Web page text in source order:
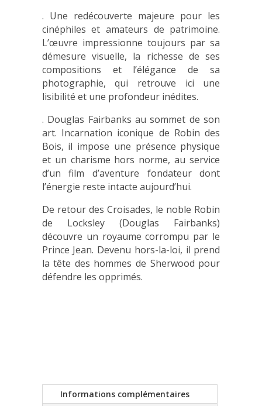
. Une redécouverte majeure pour les
cinéphiles et amateurs de patrimoine.
L’œuvre impressionne toujours par sa
démesure visuelle, la richesse de ses
compositions et l’élégance de sa
photographie, qui retrouve ici une
lisibilité et une profondeur inédites.
. Douglas Fairbanks au sommet de son
art. Incarnation iconique de Robin des
Bois, il impose une présence physique
et un charisme hors norme, au service
d’un film d’aventure fondateur dont
l’énergie reste intacte aujourd’hui.
De retour des Croisades, le noble Robin
de Locksley (Douglas Fairbanks)
découvre un royaume corrompu par le
Prince Jean. Devenu hors-la-loi, il prend
la tête des hommes de Sherwood pour
défendre les opprimés.
Informations complémentaires